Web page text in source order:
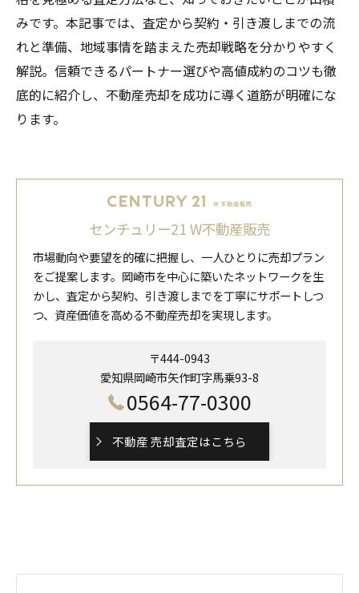
みです。本記事では、査定から契約・引き渡しまでの流
れと準備、地域事情を踏まえた売却戦略を分かりやすく
解説。信頼できるパートナー選びや高値成約のコツも徹
底的に紹介し、不動産売却を成功に導く道筋が明確にな
ります。
センチュリー21 W不動産販売
市場動向や要望を的確に把握し、一人ひとりに売却プラン
をご提案します。岡崎市を中心に築いたネットワークを生
かし、査定から契約、引き渡しまでを丁寧にサポートしつ
つ、資産価値を高める不動産売却を実現します。
〒444-0943
愛知県岡崎市矢作町字馬乗93-8
0564-77-0300
不動産 売却査定はこちら